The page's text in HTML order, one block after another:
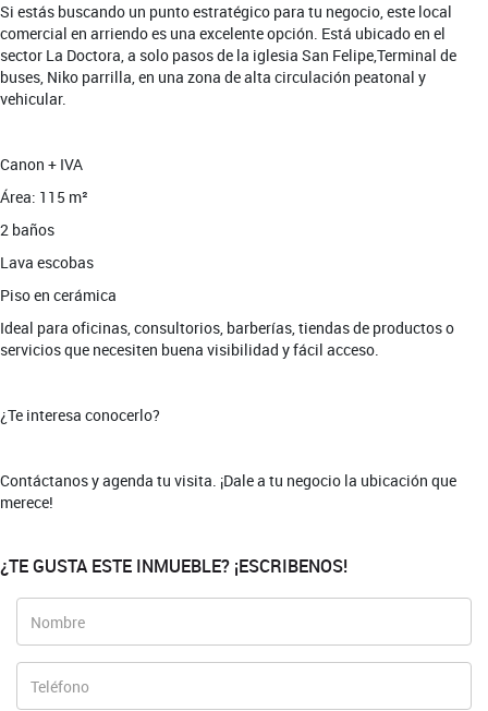
Si estás buscando un punto estratégico para tu negocio, este local
comercial en arriendo es una excelente opción. Está ubicado en el
sector La Doctora, a solo pasos de la iglesia San Felipe,Terminal de
buses, Niko parrilla, en una zona de alta circulación peatonal y
vehicular.
Canon + IVA
Área: 115 m²
2 baños
Lava escobas
Piso en cerámica
Ideal para oficinas, consultorios, barberías, tiendas de productos o
servicios que necesiten buena visibilidad y fácil acceso.
¿Te interesa conocerlo?
Contáctanos y agenda tu visita. ¡Dale a tu negocio la ubicación que
merece!
¿TE GUSTA ESTE INMUEBLE? ¡ESCRIBENOS!